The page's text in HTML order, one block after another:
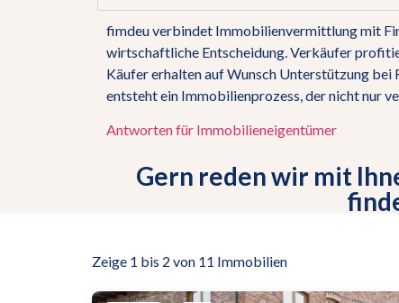
fimdeu verbindet Immobilienvermittlung mit
wirtschaftliche Entscheidung. Verkäufer
Käufer erhalten auf Wunsch Unterstützung bei
entsteht ein Immobilienprozess, der nicht nur
Antworten für Immobilieneigentümer
Gern reden wir mit
Zeige 1 bis 2 von 11 Immobilien